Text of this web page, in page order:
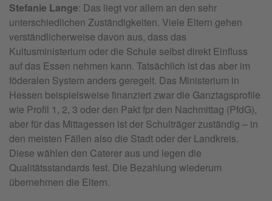
Stefanie Lange: Das liegt vor allem an den sehr
unterschiedlichen Zuständigkeiten. Viele Eltern gehen
verständlicherweise davon aus, dass das
Kultusministerium oder die Schule selbst direkt Einfluss
auf das Essen nehmen kann. Tatsächlich ist das aber im
föderalen System anders geregelt. Das Ministerium in
Hessen beispielsweise finanziert zwar die Ganztagsprofile
wie Profil 1, 2, 3 oder den Pakt fpr den Nachmittag (PfdG),
aber für das Mittagessen ist der Schulträger zuständig – in
den meisten Fällen also die Stadt oder der Landkreis.
Diese wählen den Caterer aus und legen die
Qualitätsstandards fest. Die Bezahlung wiederum
übernehmen die Eltern.